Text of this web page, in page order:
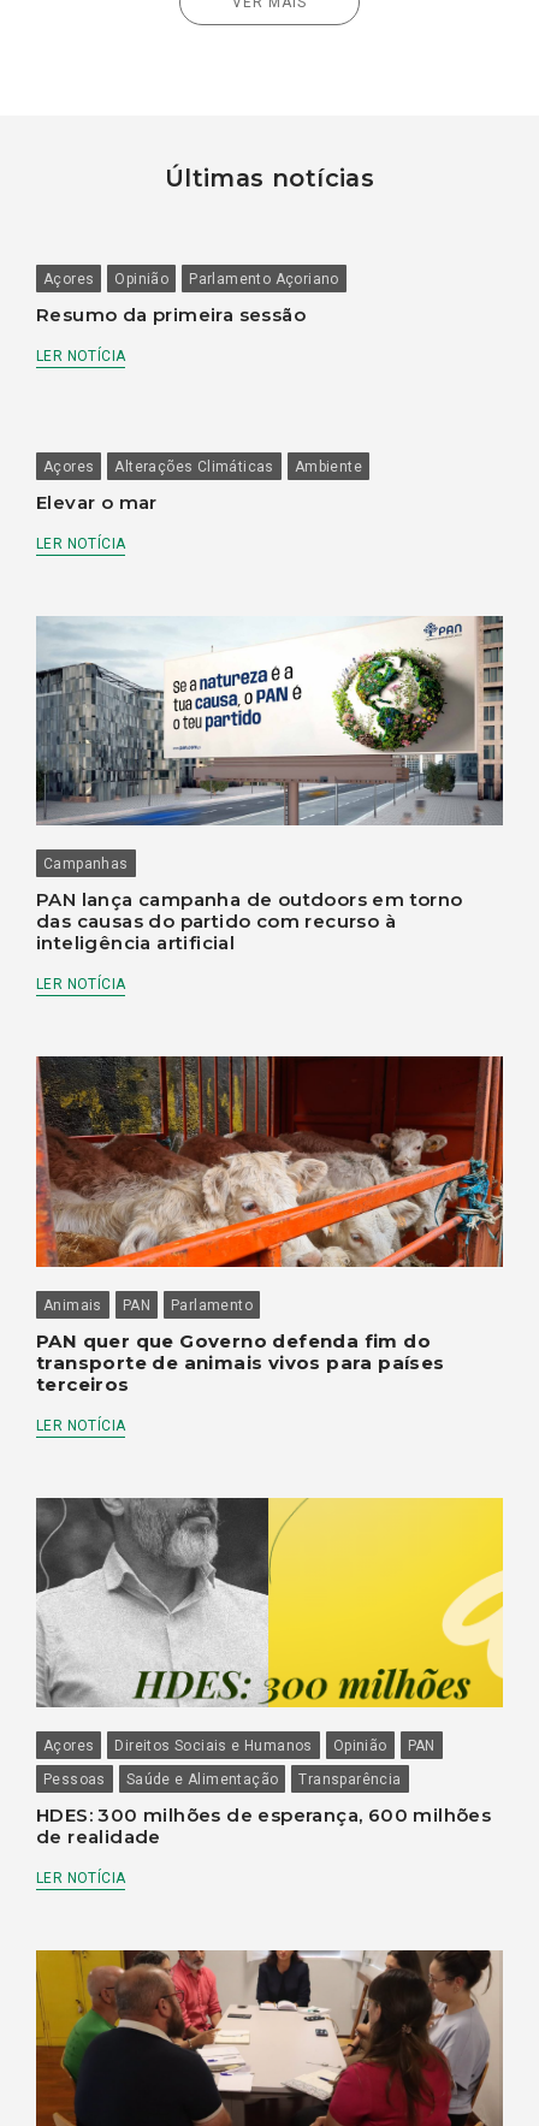
Últimas notícias
Açores Opinião Parlamento Açoriano
Resumo da primeira sessão
LER NOTÍCIA
Açores Alterações Climáticas Ambiente
Elevar o mar
LER NOTÍCIA
Campanhas
PAN lança campanha de outdoors em torno
das causas do partido com recurso à
inteligência artificial
LER NOTÍCIA
Animais PAN Parlamento
PAN quer que Governo defenda fim do
transporte de animais vivos para países
terceiros
LER NOTÍCIA
Açores Direitos Sociais e Humanos Opinião
PAN
Pessoas
Saúde e Alimentação Transparência
HDES: 300 milhões de esperança, 600 milhões
de realidade
LER NOTÍCIA